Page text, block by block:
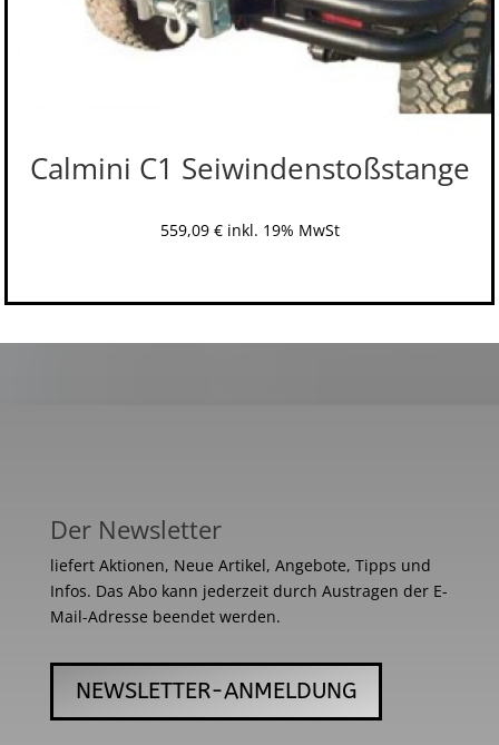
Calmini C1 Seiwindenstoßstange
559,09 € inkl. 19% MwSt
Der Newsletter
liefert Aktionen, Neue Artikel, Angebote, Tipps und
Infos. Das Abo kann jederzeit durch Austragen der E-
Mail-Adresse beendet werden.
NEWSLETTER-ANMELDUNG